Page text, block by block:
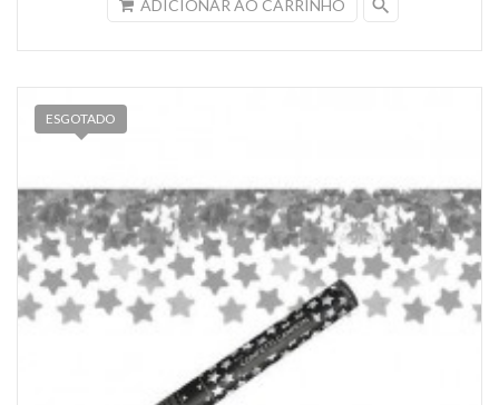
ADICIONAR AO CARRINHO search
ESGOTADO